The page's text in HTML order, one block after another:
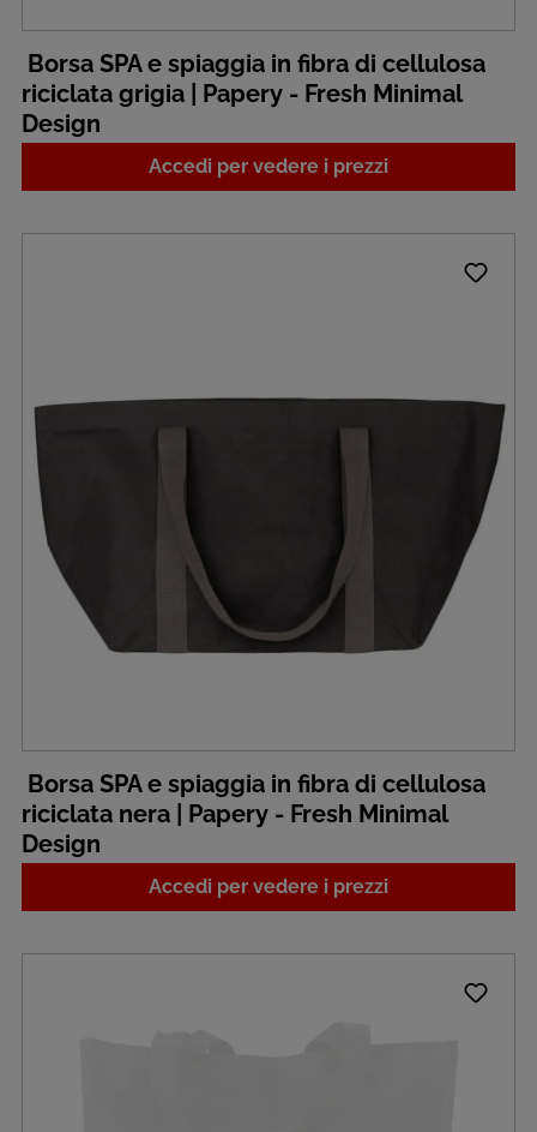
Borsa SPA e spiaggia in fibra di cellulosa
riciclata grigia | Papery - Fresh Minimal
Design
Accedi per vedere i prezzi
Borsa SPA e spiaggia in fibra di cellulosa
riciclata nera | Papery - Fresh Minimal
Design
Accedi per vedere i prezzi